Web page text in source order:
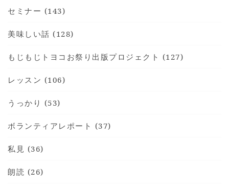
セミナー (143)
美味しい話 (128)
もじもじトヨコお祭り出版プロジェクト (127)
レッスン (106)
うっかり (53)
ボランティアレポート (37)
私見 (36)
朗読 (26)